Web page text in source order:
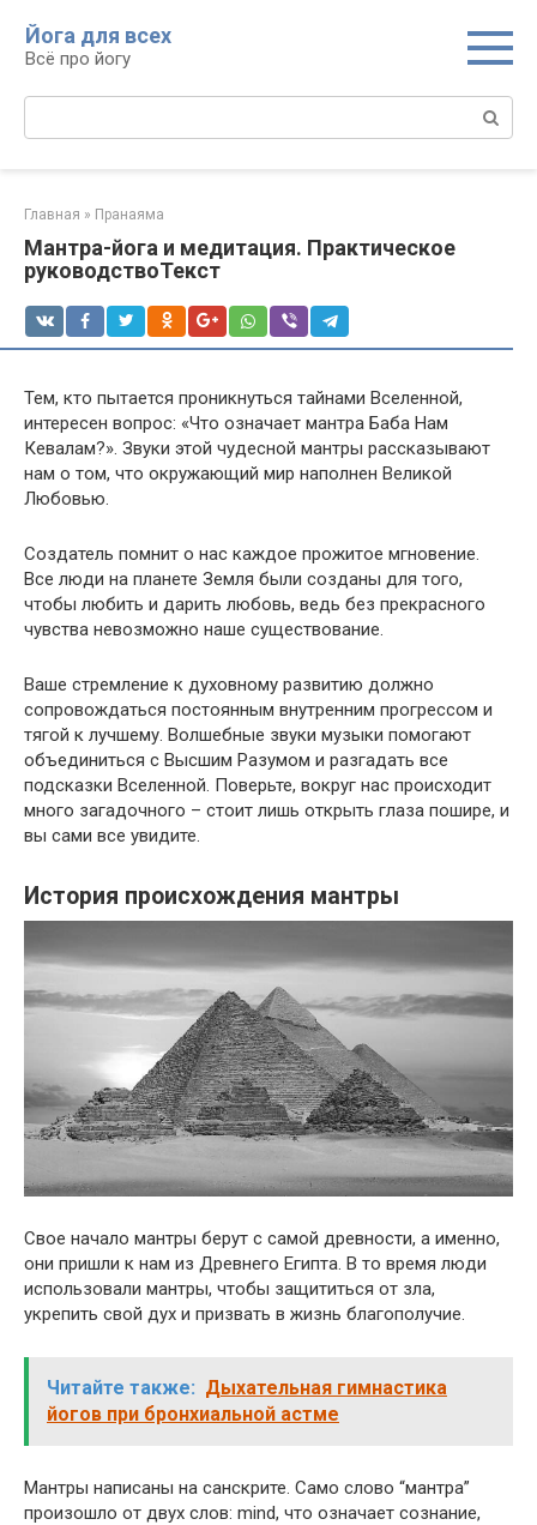
контенту
Йога для всех
Всё про йогу
Главная » Пранаяма
Мантра-йога и медитация. Практическое
руководствоТекст
Тем, кто пытается проникнуться тайнами Вселенной,
интересен вопрос: «Что означает мантра Баба Нам
Кевалам?». Звуки этой чудесной мантры рассказывают
нам о том, что окружающий мир наполнен Великой
Любовью.
Создатель помнит о нас каждое прожитое мгновение.
Все люди на планете Земля были созданы для того,
чтобы любить и дарить любовь, ведь без прекрасного
чувства невозможно наше существование.
Ваше стремление к духовному развитию должно
сопровождаться постоянным внутренним прогрессом и
тягой к лучшему. Волшебные звуки музыки помогают
объединиться с Высшим Разумом и разгадать все
подсказки Вселенной. Поверьте, вокруг нас происходит
много загадочного – стоит лишь открыть глаза пошире, и
вы сами все увидите.
История происхождения мантры
Свое начало мантры берут с самой древности, а именно,
они пришли к нам из Древнего Египта. В то время люди
использовали мантры, чтобы защититься от зла,
укрепить свой дух и призвать в жизнь благополучие.
Читайте также: Дыхательная гимнастика
йогов при бронхиальной астме
Мантры написаны на санскрите. Само слово “мантра”
произошло от двух слов: mind, что означает сознание,